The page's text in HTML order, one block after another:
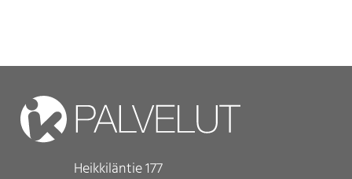
Heikkiläntie 177